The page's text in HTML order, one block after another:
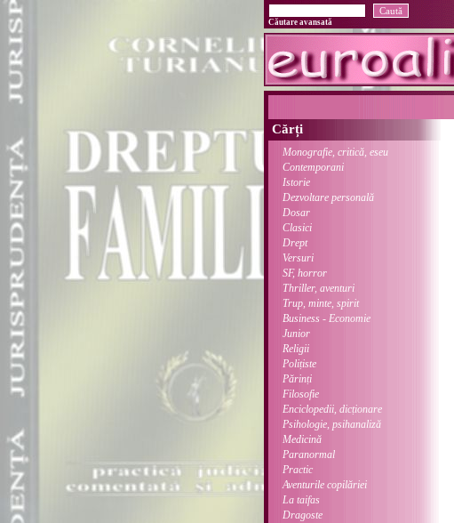
Căutare avansată
Cărți
Monografie, critică, eseu
Contemporani
Istorie
Dezvoltare personală
Dosar
Clasici
Drept
Versuri
SF, horror
Thriller, aventuri
Trup, minte, spirit
Business - Economie
Junior
Religii
Polițiste
Părinți
Filosofie
Enciclopedii, dicționare
Psihologie, psihanaliză
Medicină
Paranormal
Practic
Aventurile copilăriei
La taifas
Dragoste